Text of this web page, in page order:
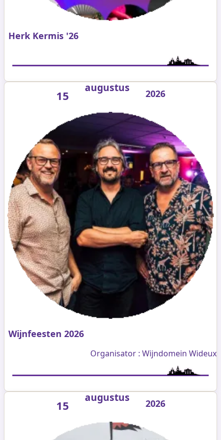
Herk Kermis '26
15
augustus 2026
Wijnfeesten 2026
Organisator : Wijndomein Wideux
15
augustus 2026